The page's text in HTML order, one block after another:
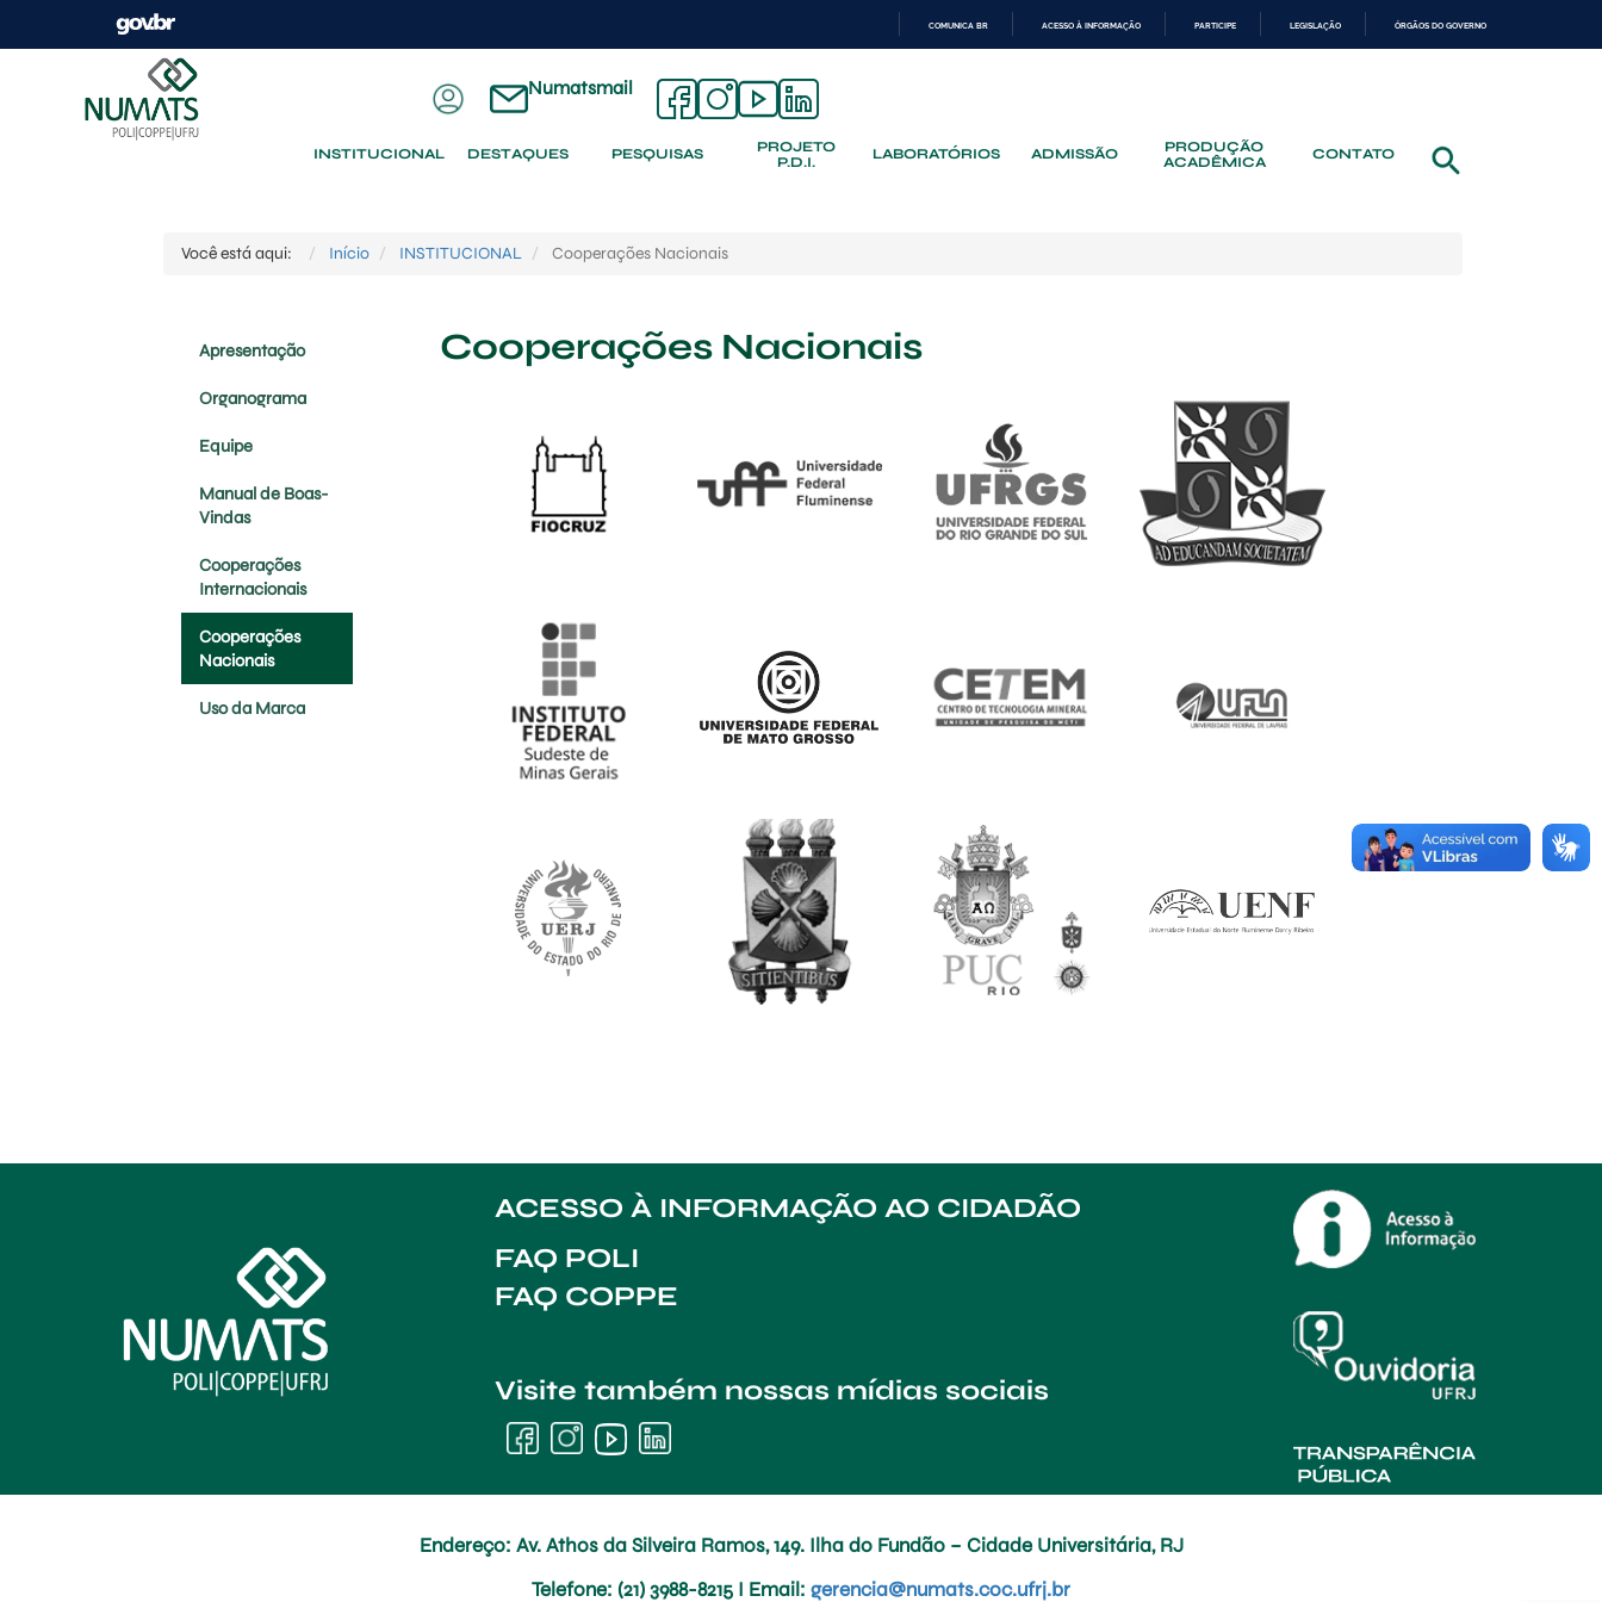
CONTEÚDO
COMUNICA BR ACESSO À INFORMAÇÃO PARTICIPE LEGISLAÇÃO ÓRGÃOS DO GOVERNO
Numatsmail
INSTITUCIONAL DESTAQUES PESQUISAS
PROJETO
P.D.I.
LABORATÓRIOS ADMISSÃO
PRODUÇÃO
ACADÊMICA
CONTATO
Você está aqui: Início INSTITUCIONAL Cooperações Nacionais
Apresentação
Organograma
Equipe
Manual de Boas-
Vindas
Cooperações
Internacionais
Cooperações
Nacionais
Uso da Marca
Cooperações Nacionais
ACESSO À INFORMAÇÃO AO CIDADÃO
FAQ POLI
FAQ COPPE
Visite também nossas mídias sociais
Endereço: Av. Athos da Silveira Ramos, 149. Ilha do Fundão – Cidade Universitária, RJ
Telefone: (21) 3988-8215 I Email: gerencia@numats.coc.ufrj.br